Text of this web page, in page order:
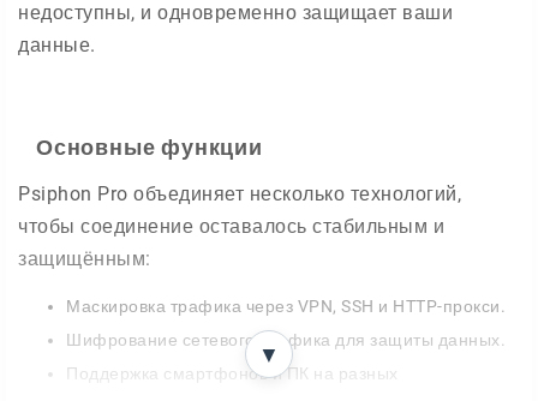
недоступны, и одновременно защищает ваши
данные.
Основные функции
Psiphon Pro объединяет несколько технологий,
чтобы соединение оставалось стабильным и
защищённым:
Маскировка трафика через VPN, SSH и HTTP-прокси.
Шифрование сетевого трафика для защиты данных.
Поддержка смартфонов и ПК на разных
▼